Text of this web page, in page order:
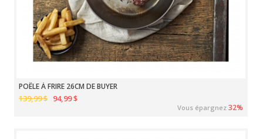
POÊLE À FRIRE 26CM DE BUYER
139,99 $ 94,99 $
Vous épargnez32%